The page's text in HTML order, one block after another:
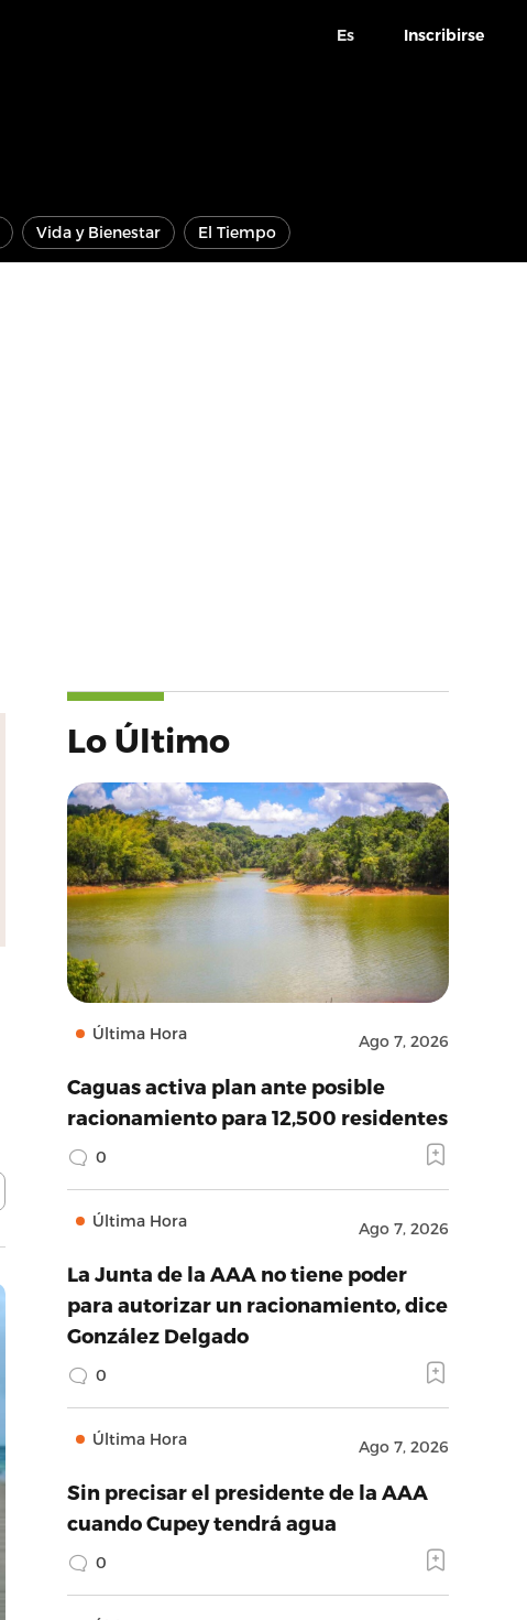
Es Inscribirse
Vida y Bienestar El Tiempo
Lo Último
Última Hora Ago 7, 2026
Caguas activa plan ante posible
racionamiento para 12,500 residentes
0
Última Hora Ago 7, 2026
La Junta de la AAA no tiene poder
para autorizar un racionamiento, dice
González Delgado
0
Última Hora Ago 7, 2026
Sin precisar el presidente de la AAA
cuando Cupey tendrá agua
0